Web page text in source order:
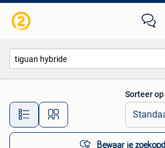
Alle afstanden…
Sorteer op
Bewaar je